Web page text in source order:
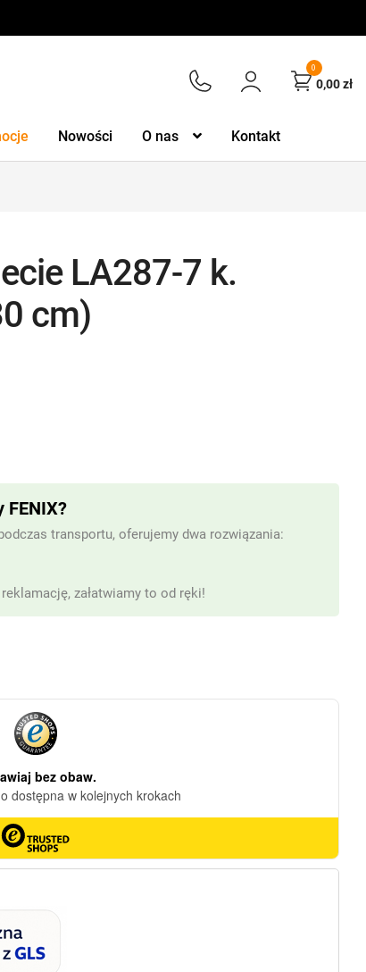
0
0,00zł
Nowości O nas Kontakt
LA287-7 k.
cm)
FENIX?
transportu, oferujemy dwa rozwiązania:
załatwiamy to od ręki!